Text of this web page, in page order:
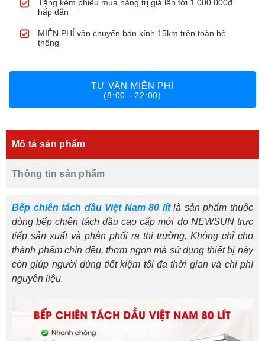
Tặng kèm phiếu mua hàng trị giá lên tới 1.000.000đ
hấp dẫn
MIỄN PHÍ vận chuyển bán kính 15km trên toàn hệ
thống
TƯ VẤN MIỄN PHÍ
(8:00 - 22:00)
Mô tả sản phẩm
Thông tin sản phẩm
Bếp chiên tách dầu Việt Nam 80 lítlà sản phẩm thuộc
dòng bếp chiên tách dầu cao cấp mới do NEWSUN trực
tiếp sản xuất và phân phối ra thị trường. Không chỉ cho
thành phẩm chín đều, thơm ngon mà sử dụng thiết bị này
còn giúp người dùng tiết kiệm tối đa thời gian và chi phí
nguyên liệu.